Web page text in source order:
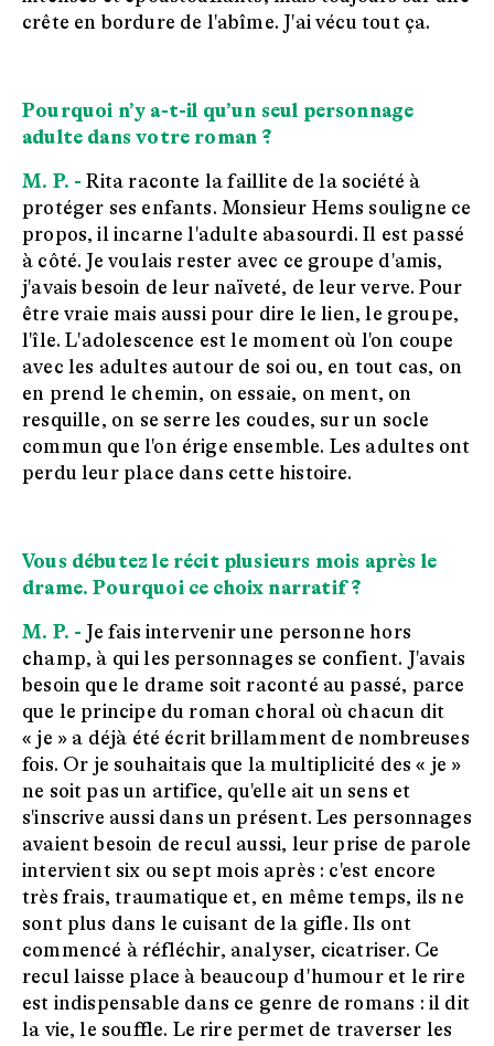
crête en bordure de l'abîme. J'ai vécu tout ça.
Pourquoi n’y a-t-il qu’un seul personnage
adulte dans votre roman ?
M. P. - Rita raconte la faillite de la société à
protéger ses enfants. Monsieur Hems souligne ce
propos, il incarne l'adulte abasourdi. Il est passé
à côté. Je voulais rester avec ce groupe d'amis,
j'avais besoin de leur naïveté, de leur verve. Pour
être vraie mais aussi pour dire le lien, le groupe,
l'île. L'adolescence est le moment où l'on coupe
avec les adultes autour de soi ou, en tout cas, on
en prend le chemin, on essaie, on ment, on
resquille, on se serre les coudes, sur un socle
commun que l'on érige ensemble. Les adultes ont
perdu leur place dans cette histoire.
Vous débutez le récit plusieurs mois après le
drame. Pourquoi ce choix narratif ?
M. P. - Je fais intervenir une personne hors
champ, à qui les personnages se confient. J'avais
besoin que le drame soit raconté au passé, parce
que le principe du roman choral où chacun dit
« je » a déjà été écrit brillamment de nombreuses
fois. Or je souhaitais que la multiplicité des « je »
ne soit pas un artifice, qu'elle ait un sens et
s'inscrive aussi dans un présent. Les personnages
avaient besoin de recul aussi, leur prise de parole
intervient six ou sept mois après : c'est encore
très frais, traumatique et, en même temps, ils ne
sont plus dans le cuisant de la gifle. Ils ont
commencé à réfléchir, analyser, cicatriser. Ce
recul laisse place à beaucoup d'humour et le rire
est indispensable dans ce genre de romans : il dit
la vie, le souffle. Le rire permet de traverser les